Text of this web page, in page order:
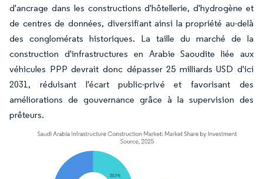
d'ancrage dans les constructions d'hôtellerie, d'hydrogène et
de centres de données, diversifiant ainsi la propriété au-delà
des conglomérats historiques. La taille du marché de la
construction d'infrastructures en Arabie Saoudite liée aux
véhicules PPP devrait donc dépasser 25 milliards USD d'ici
2031, réduisant l'écart public-privé et favorisant des
améliorations de gouvernance grâce à la supervision des
prêteurs.